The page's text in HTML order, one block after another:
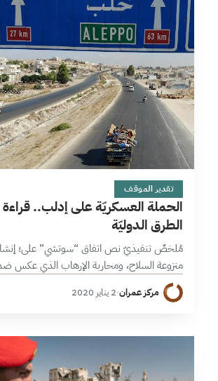
14 دقائق
تقدير الموقف
الحملة العسكريّة على إدلب..
الطرق الدوليّة
مُلخصٌ تنفيذيّ نص اتفاق “سوتشي” على؛
منزوعة السلاح، ومحاربة الإرهاب الذي عكس
هيئة تحرير الشام”، إضافة إلى فتح الطرق
العازلة فقد تم…
مركز عمران·2 يناير 2020